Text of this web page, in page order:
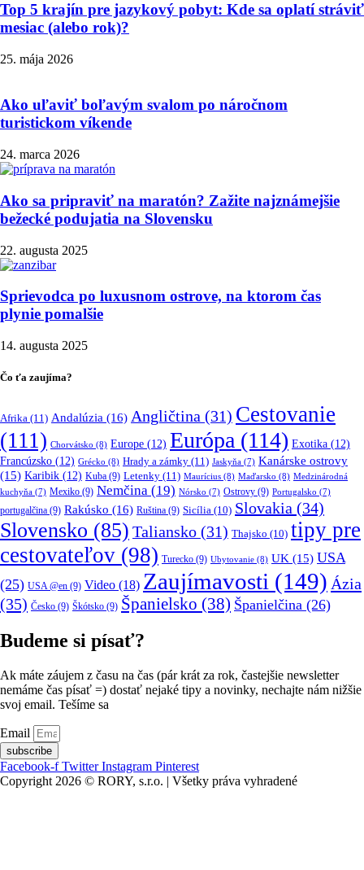
Top 5 krajín pre jazykový pobyt: Kde sa oplatí stráviť
mesiac (alebo rok)?
25. mája 2026
Ako uľaviť boľavým svalom po náročnom
turistickom víkende
24. marca 2026
Ako sa pripraviť na maratón? Zažite najznámejšie
bežecké podujatia na Slovensku
22. augusta 2025
Sprievodca po luxusnom ostrove, na ktorom čas
plynie pomalšie
14. augusta 2025
Čo ťa zaujíma?
Afrika (11) Andalúzia (16) Angličtina (31) Cestovanie
(111) Chorvátsko (8) Europe (12) Európa (114) Exotika (12)
Francúzsko (12) Grécko (8) Hrady a zámky (11) Jaskyňa (7) Kanárske ostrovy
(15) Karibik (12) Kuba (9) Letenky (11) Maurícius (8) Maďarsko (8) Medzinárodná
kuchyňa (7) Mexiko (9) Nemčina (19) Nórsko (7) Ostrovy (9) Portugalsko (7)
portugalčina (9) Rakúsko (16) Ruština (9) Sicília (10) Slovakia (34)
Slovensko (85) Taliansko (31) Thajsko (10) tipy pre
cestovateľov (98) Turecko (9) Ubytovanie (8) UK (15) USA
(25) USA @en (9) Video (18) Zaujímavosti (149) Ázia
(35) Česko (9) Škótsko (9) Španielsko (38) Španielčina (26)
Budeme si písať?
Ak máte záujem z času na čas (pár krát za rok, častejšie newsletter
nemáme čas písať =) dostať nejaké tipy a novinky, nechajte nám nižšie
svoj email. Tešíme sa
Email
subscribe
Facebook-f Twitter Instagram Pinterest
Copyright 2026 © RORY, s.r.o. | Všetky práva vyhradené